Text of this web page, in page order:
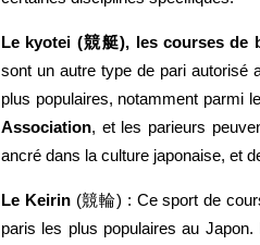
Le kyotei (競艇), les courses de
sont un autre type de pari autorisé
plus populaires, notamment parmi
Association, et les parieurs
ancré dans la culture japonaise, et
Le Keirin(競輪) : Ce sport de
paris les plus populaires au